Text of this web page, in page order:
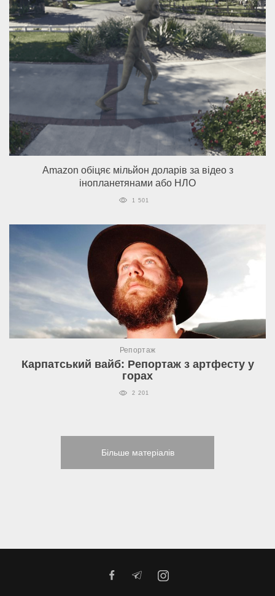
Amazon обіцяє мільйон доларів за відео з
інопланетянами або НЛО
1 501
Репортаж
Карпатський вайб: Репортаж з артфесту у
горах
2 201
Більше матеріалів